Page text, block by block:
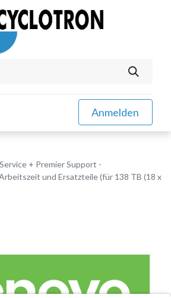
Anmelden
+ Premier Support -
und Ersatzteile (für 138 TB (18 x